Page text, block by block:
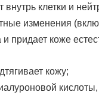
внутрь клетки и
изменения
придает коже
кожу;